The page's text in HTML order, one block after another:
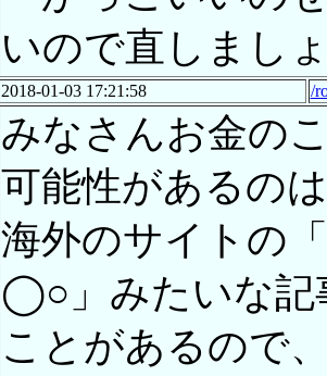
いので直しまし
2018-01-03 17:21:58 /
みなさんお金の
可能性があるの
海外のサイトの
◯○」みたいな記
ことがあるので